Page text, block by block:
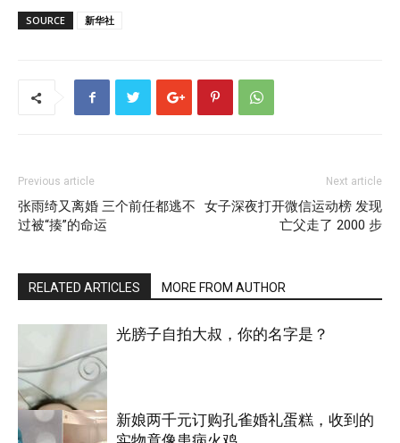
SOURCE 新华社
Previous article
张雨绮又离婚 三个前任都逃不
过被“揍”的命运
Next article
女子深夜打开微信运动榜 发现
亡父走了 2000 步
RELATED ARTICLES MORE FROM AUTHOR
光膀子自拍大叔，你的名字是？
新娘两千元订购孔雀婚礼蛋糕，收到的